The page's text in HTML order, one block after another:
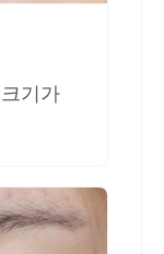
기가